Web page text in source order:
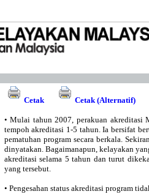
Cetak Cetak (Alternatif)
• Mulai tahun 2007, perakuan akreditasi
tempoh akreditasi 1-5 tahun. Ia bersifat
pematuhan program secara berkala.
dinyatakan. Bagaimanapun, kelayakan
akreditasi selama 5 tahun dan turut
yang tersebut.
• Pengesahan status akreditasi program